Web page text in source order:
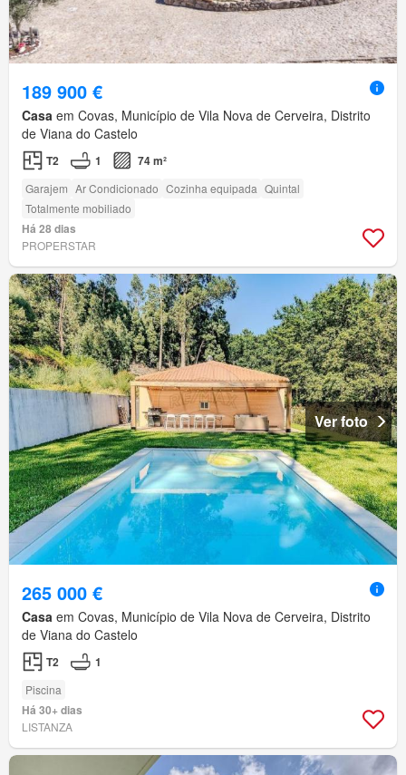
189 900 €
Casa em Covas, Município de Vila Nova de Cerveira, Distrito
de Viana do Castelo
T2 1 74 m²
Garajem Ar Condicionado Cozinha equipada Quintal
Totalmente mobiliado
Há 28 dias
PROPERSTAR
Ver foto
265 000 €
Casa em Covas, Município de Vila Nova de Cerveira, Distrito
de Viana do Castelo
T2 1
Piscina
Há 30+ dias
LISTANZA